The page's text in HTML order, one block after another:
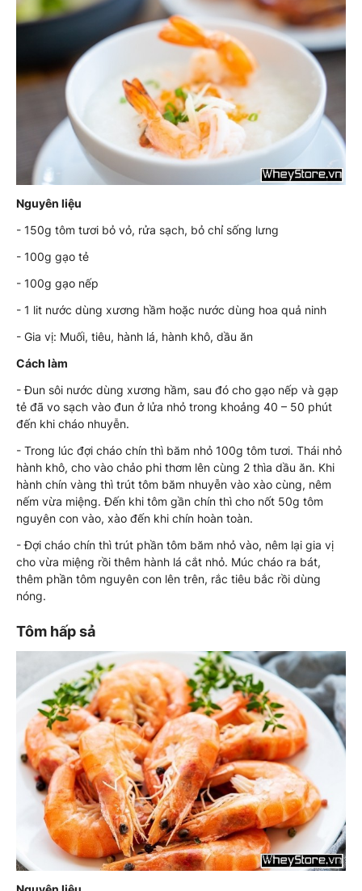
Nguyên liệu
- 150g tôm tươi bỏ vỏ, rửa sạch, bỏ chỉ sống lưng
- 100g gạo tẻ
- 100g gạo nếp
- 1 lit nước dùng xương hầm hoặc nước dùng hoa quả ninh
- Gia vị: Muối, tiêu, hành lá, hành khô, dầu ăn
Cách làm
- Đun sôi nước dùng xương hầm, sau đó cho gạo nếp và gạp
tẻ đã vo sạch vào đun ở lửa nhỏ trong khoảng 40 – 50 phút
đến khi cháo nhuyễn.
- Trong lúc đợi cháo chín thì băm nhỏ 100g tôm tươi. Thái nhỏ
hành khô, cho vào chảo phi thơm lên cùng 2 thìa dầu ăn. Khi
hành chín vàng thì trút tôm băm nhuyễn vào xào cùng, nêm
nếm vừa miệng. Đến khi tôm gần chín thì cho nốt 50g tôm
nguyên con vào, xào đến khi chín hoàn toàn.
- Đợi cháo chín thì trút phần tôm băm nhỏ vào, nêm lại gia vị
cho vừa miệng rồi thêm hành lá cắt nhỏ. Múc cháo ra bát,
thêm phần tôm nguyên con lên trên, rắc tiêu bắc rồi dùng
nóng.
Tôm hấp sả